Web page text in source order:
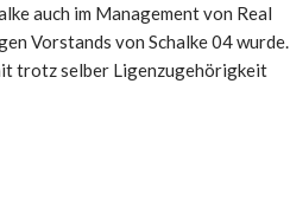
auch im Management von Real
Vorstands von Schalke 04 wurde.
trotz selber Ligenzugehörigkeit